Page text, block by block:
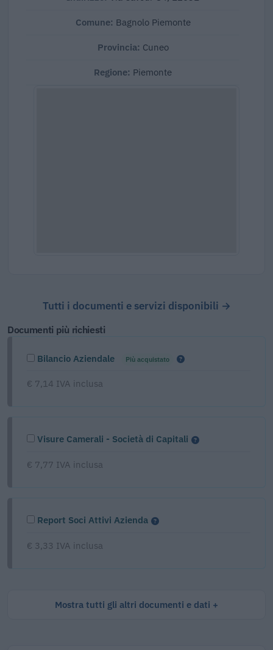
Comune: Bagnolo Piemonte
Provincia: Cuneo
Regione: Piemonte
Tutti i documenti e servizi disponibili →
Documenti più richiesti
Bilancio Aziendale Più acquistato
€ 7,14 IVA inclusa
Visure Camerali - Società di Capitali
€ 7,77 IVA inclusa
Report Soci Attivi Azienda
€ 3,33 IVA inclusa
Mostra tutti gli altri documenti e dati